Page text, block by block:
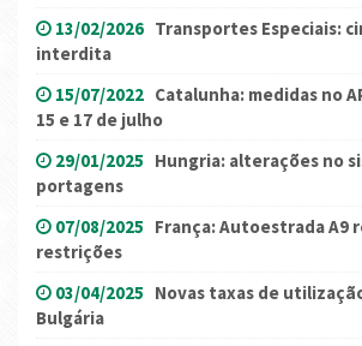
13/02/2026 Transportes Especiais:
interdita
15/07/2022 Catalunha: medidas no
15 e 17 de julho
29/01/2025 Hungria: alterações no
portagens
07/08/2025 França: Autoestrada A9
restrições
03/04/2025 Novas taxas de
Bulgária